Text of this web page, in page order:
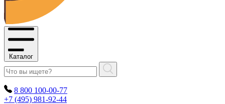
Каталог
8 800 100-00-77
+7 (495) 981-92-44